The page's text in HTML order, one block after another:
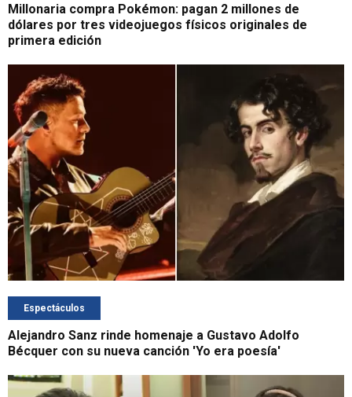
Millonaria compra Pokémon: pagan 2 millones de
dólares por tres videojuegos físicos originales de
primera edición
Espectáculos
Alejandro Sanz rinde homenaje a Gustavo Adolfo
Bécquer con su nueva canción 'Yo era poesía'